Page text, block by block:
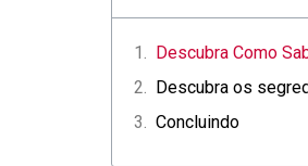
Descubra Como
Descubra os
Concluindo